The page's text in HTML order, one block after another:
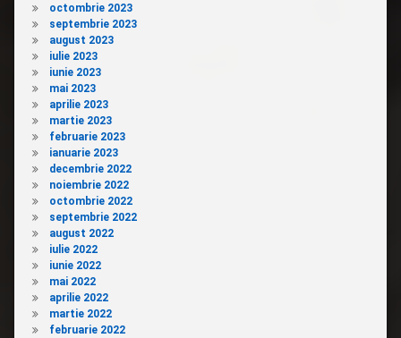
octombrie 2023
septembrie 2023
august 2023
iulie 2023
iunie 2023
mai 2023
aprilie 2023
martie 2023
februarie 2023
ianuarie 2023
decembrie 2022
noiembrie 2022
octombrie 2022
septembrie 2022
august 2022
iulie 2022
iunie 2022
mai 2022
aprilie 2022
martie 2022
februarie 2022